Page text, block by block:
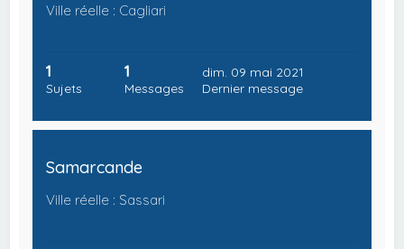
Ville réelle : Cagliari
1
Sujets
1
Messages
dim. 09 mai 2021
Dernier message
Samarcande
Ville réelle : Sassari